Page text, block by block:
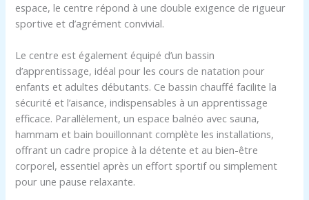
espace, le centre répond à une double exigence de rigueur
sportive et d’agrément convivial.
Le centre est également équipé d’un bassin
d’apprentissage, idéal pour les cours de natation pour
enfants et adultes débutants. Ce bassin chauffé facilite la
sécurité et l’aisance, indispensables à un apprentissage
efficace. Parallèlement, un espace balnéo avec sauna,
hammam et bain bouillonnant complète les installations,
offrant un cadre propice à la détente et au bien-être
corporel, essentiel après un effort sportif ou simplement
pour une pause relaxante.